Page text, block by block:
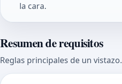
la cara.
Resumen de requisitos
Reglas principales de un vistazo.